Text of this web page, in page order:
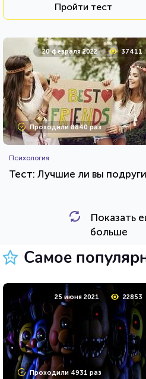
Пройти тест
20 февраля 2022 37411
Проходили 8840 раз
Психология
Тест: Лучшие ли вы
HTML -
12 сентября 2020
Проходили 606 раз
Показать
больше
Самое
25 июня 2021 22853
Проходили 4931 раз